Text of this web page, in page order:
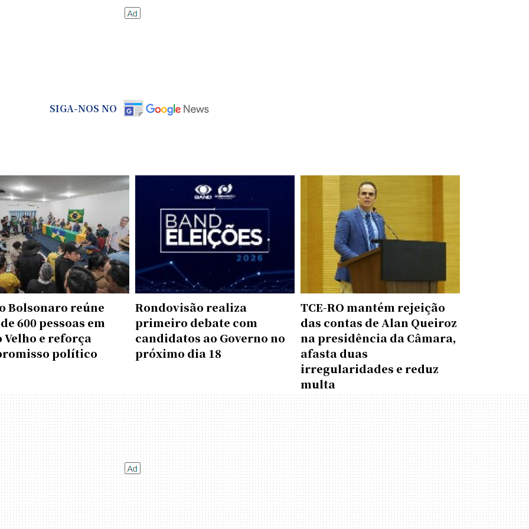
SIGA-NOS NO
Bolsonaro reúne
600 pessoas em
Velho e reforça
político
Rondovisão realiza
primeiro debate com
candidatos ao Governo no
próximo dia 18
TCE-RO mantém rejeição
das contas de Alan Queiroz
na presidência da Câmara,
afasta duas
irregularidades e reduz
multa